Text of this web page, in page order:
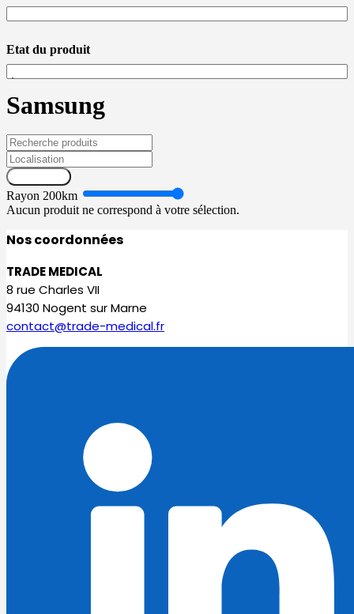
Etat du produit
Samsung
Rayon 200km
Aucun produit ne correspond à votre sélection.
Nos coordonnées
TRADE MEDICAL
8 rue Charles VII
94130 Nogent sur Marne
contact@trade-medical.fr